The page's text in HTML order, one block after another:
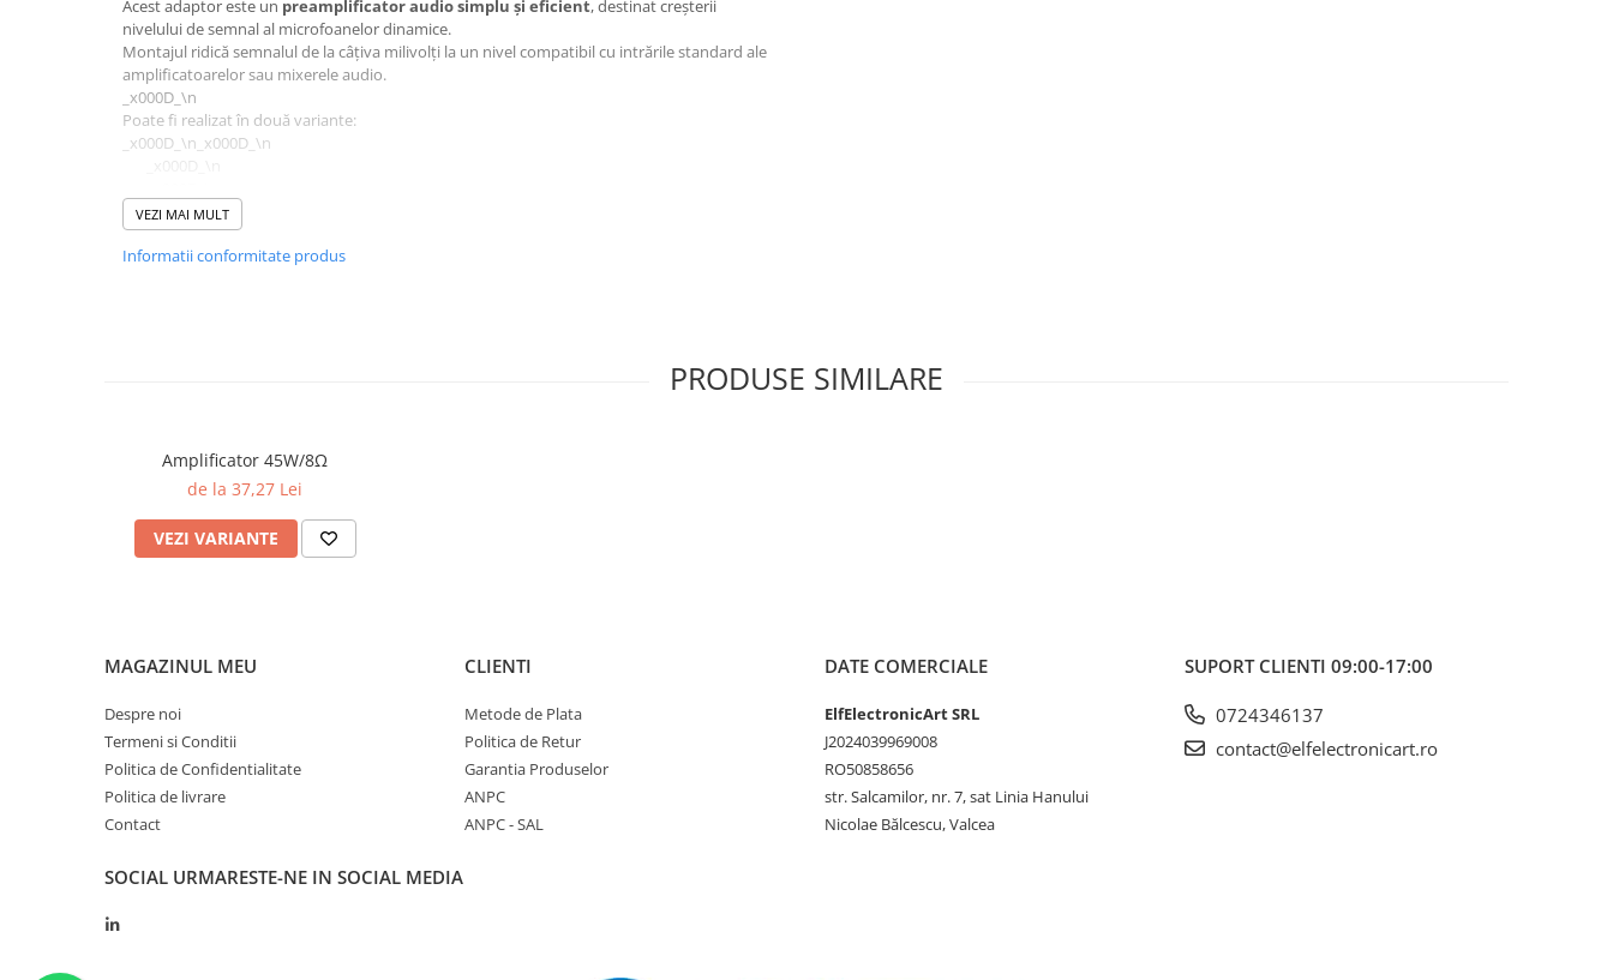
Acest adaptor este un preamplificator audio simplu și eficient, destinat creșterii
nivelului de semnal al microfoanelor dinamice.
Montajul ridică semnalul de la câțiva milivolți la un nivel compatibil cu intrările standard ale
amplificatoarelor sau mixerele audio.
_x000D_\n
Poate fi realizat în două variante:
_x000D_\n_x000D_\n
mono (un singur canal)
_x000D_\n
_x000D_\n
Caracteristici tehnice
_x000D_\n
_x000D_\n
Nivel semnal de intrare
≈ 2 mV (max nominal)
Nivel semnal de ieșire
Amplificare
Bandă de frecvență
2 Hz – 100 kHz
VEZI MAI MULT
Informatii conformitate produs
PRODUSE SIMILARE
Amplificator 45W/8Ω
de la 37,27 Lei
VEZI VARIANTE
MAGAZINUL MEU
Despre noi
Termeni si Conditii
Politica de Confidentialitate
Politica de livrare
Contact
CLIENTI
Metode de Plata
Politica de Retur
Garantia Produselor
ANPC
ANPC - SAL
DATE COMERCIALE
ElfElectronicArt SRL
J2024039969008
RO50858656
str. Salcamilor, nr. 7, sat Linia Hanului
Nicolae Bălcescu, Valcea
SUPORT CLIENTI 09:00-17:00
0724346137
contact@elfelectronicart.ro
SOCIAL URMARESTE-NE IN SOCIAL MEDIA